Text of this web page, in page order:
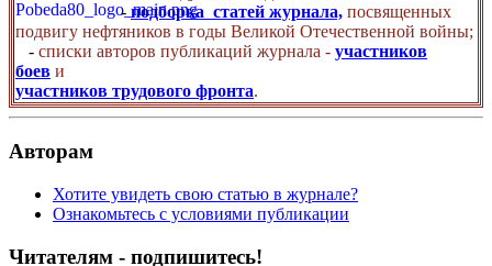
- подборка статей журнала, посвященных
подвигу нефтяников в годы Великой Отечественной войны;
- списки авторов публикаций журнала - участников
боев и
участников трудового фронта.
Авторам
Хотите увидеть свою статью в журнале?
Ознакомьтесь с условиями публикации
Читателям - подпишитесь!